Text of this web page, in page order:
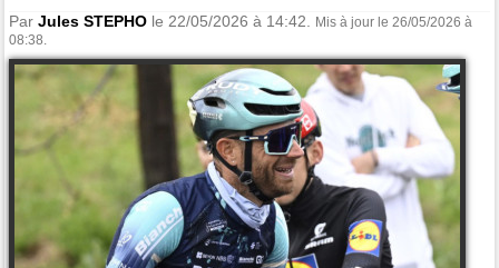
ParJules STEPHO le 22/05/2026 à 14:42.
Mis à jour le 26/05/2026 à
08:38.